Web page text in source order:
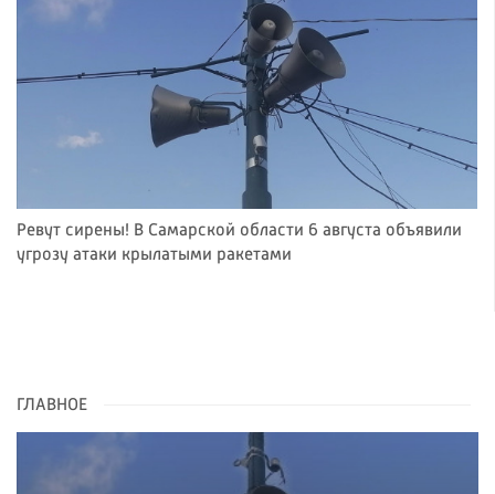
Ревут сирены! В Самарской области 6 августа объявили
угрозу атаки крылатыми ракетами
ГЛАВНОЕ